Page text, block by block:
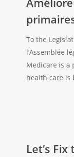
Care
Améliorer
l’accès
soins
primaires
To the
l’Assemblée
Medicare is a
health care is
Let’s